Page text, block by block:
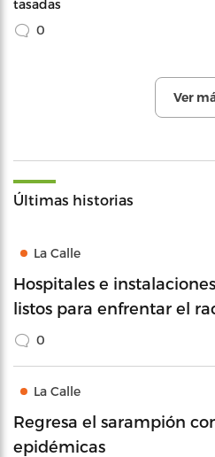
tasadas
0
Ver
Últimas historias
La Calle
Hospitales e
listos para enfrentar el
0
La Calle
Regresa el sarampión
epidémicas